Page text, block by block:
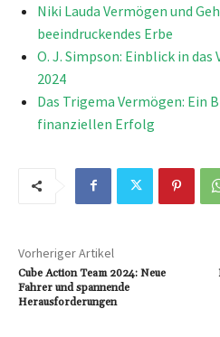
Niki Lauda Vermögen und
beeindruckendes Erbe
O. J. Simpson: Einblick in das
2024
Das Trigema Vermögen: Ein
finanziellen Erfolg
Vorheriger Artikel
Cube Action Team 2024: Neue
Fahrer und spannende
Herausforderungen